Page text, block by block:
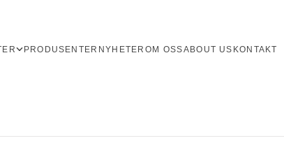
PRODUSENTER NYHETER OM OSSABOUT US KONTAKT